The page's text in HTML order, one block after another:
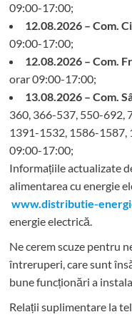
09:00-17:00;
12.08.2026 – Com.
09:00-17:00;
12.08.2026 – Com.
orar 09:00-17:00;
13.08.2026 – Com.
360, 366-537, 550-692,
1391-1532, 1586-1587,
09:00-17:00;
Informațiile actualizate
alimentarea cu energie
www.distributie-
energie electrică.
Ne cerem scuze pentru
întreruperi, care sunt
bune funcționări a
Relații suplimentare la tel